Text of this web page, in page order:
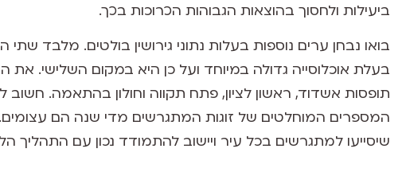
ביעילות ולחסוך בהוצאות הגבוהות הכרוכות בכך.
בואו נבחן ערים נוספות בעלות נתוני גירושין בולטים. מלבד
בעלת אוכלוסייה גדולה במיוחד ועל כן היא במקום השלישי. את
תופסות אשדוד, ראשון לציון, פתח תקווה וחולון בהתאמה. חשוב
המספרים המוחלטים של זוגות המתגרשים מדי שנה הם
שיסייעו למתגרשים בכל עיר ויישוב להתמודד נכון עם התהליך